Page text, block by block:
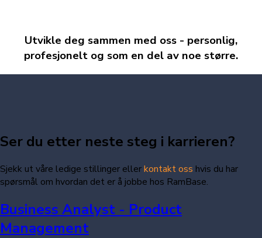
Utvikle deg sammen med oss - personlig,
profesjonelt og som en del av noe større.
Ser du etter neste steg i karrieren?
Sjekk ut våre ledige stillinger ellerkontakt oss hvis du har
spørsmål om hvordan det er å jobbe hos RamBase.
Business Analyst - Product
Management